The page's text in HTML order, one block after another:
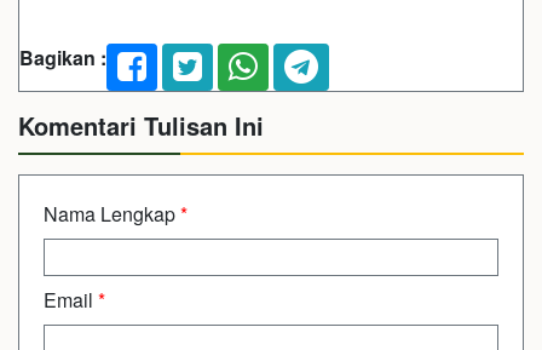
Bagikan :
Komentari Tulisan Ini
Nama Lengkap*
Email *